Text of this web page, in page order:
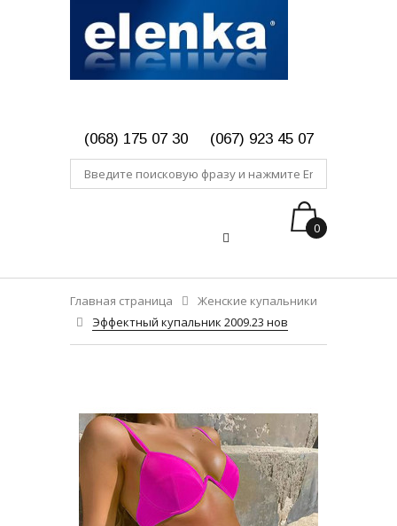
(068) 175 07 30 (067) 923 45 07
0
Главная страница
Женские купальники
Эффектный купальник 2009.23 нов